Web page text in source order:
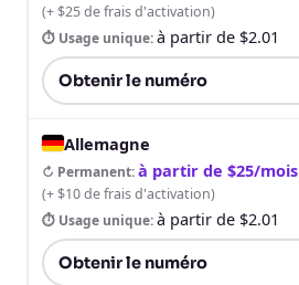
(+ $25 de frais d'activation)
⏱ Usage unique:à partir de $2.01
Obtenir le numéro
Allemagne
↻ Permanent:à partir de $25/mois
(+ $10 de frais d'activation)
⏱ Usage unique:à partir de $2.01
Obtenir le numéro